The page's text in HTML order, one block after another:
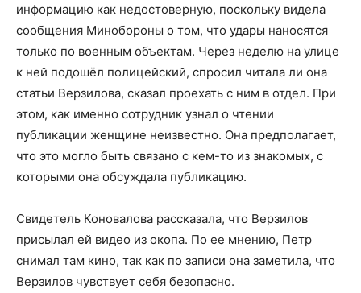
информацию как недостоверную, поскольку видела
сообщения Минобороны о том, что удары наносятся
только по военным объектам. Через неделю на улице
к ней подошёл полицейский, спросил читала ли она
статьи Верзилова, сказал проехать с ним в отдел. При
этом, как именно сотрудник узнал о чтении
публикации женщине неизвестно. Она предполагает,
что это могло быть связано с кем-то из знакомых, с
которыми она обсуждала публикацию.
Свидетель Коновалова рассказала, что Верзилов
присылал ей видео из окопа. По ее мнению, Петр
снимал там кино, так как по записи она заметила, что
Верзилов чувствует себя безопасно.